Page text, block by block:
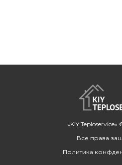
«KIY
Все права
Политика